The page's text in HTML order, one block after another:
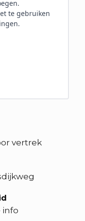
vertrek